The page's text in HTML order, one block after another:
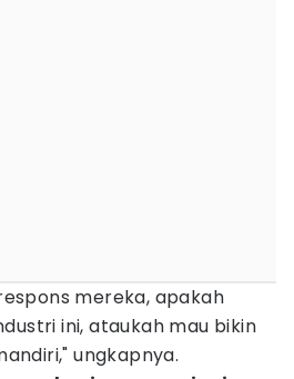
mereka, apakah
ini, ataukah mau bikin
ungkapnya.